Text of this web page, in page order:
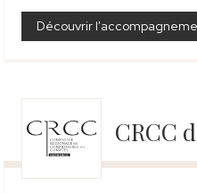
Découvrir
CRCC